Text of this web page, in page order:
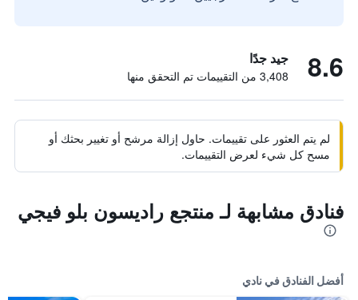
8.6 جيد جدًا
3,408 من التقييمات تم التحقق منها
لم يتم العثور على تقييمات. حاول إزالة مرشح أو تغيير بحثك أو
مسح كل شيء لعرض التقييمات.
فنادق مشابهة لـ منتجع راديسون بلو فيجي
أفضل الفنادق في نادي